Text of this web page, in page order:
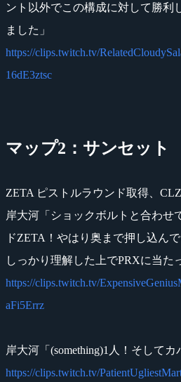
ント以外でこの構成に対して勝利
ました」
https://clips.twitch.tv/
16dE3ztsc
マップ2：サンセット
ZETA ピストルラウンド取得、
岸大河「ショックボルトと合わせ
ドZETA！やはり奥まで押し込ん
しっかり理解した上でPRXに当た
https://clips.twitch.tv/
aFi5Errz
岸大河「(something)1人！そしてカ
https://clips.twitch.tv/